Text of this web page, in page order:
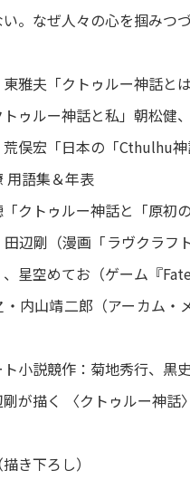
。なぜ人々の心を掴みつ
雅夫「クトゥルー神話と
ゥルー神話と私」朝松健
俣宏「日本の「Cthulhu神
用語集＆年表
クトゥルー神話と「原初
辺剛（漫画「ラヴクラフ
星空めてお（ゲーム『
・内山靖二郎（アーカム
小説競作：菊地秀行、黒
が描く 〈クトゥルー神話
き下ろし）